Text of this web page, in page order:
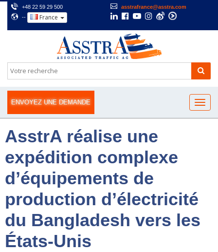
+48 22 59 29 500
asstrafrance@asstra.com
--
France
ENVOYEZ UNE DEMANDE
AsstrA réalise une
expédition complexe
d’équipements de
production d’électricité
du Bangladesh vers les
États-Unis